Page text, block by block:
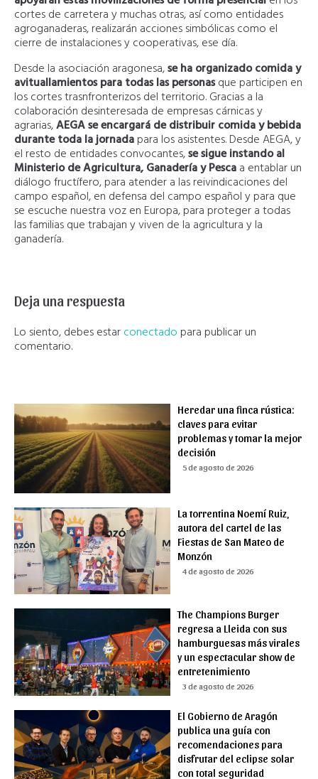
cortes de carretera y muchas otras, así como entidades
agroganaderas, realizarán acciones simbólicas como el
cierre de instalaciones y cooperativas, ese día.
Desde la asociación aragonesa,se ha organizado comida y
avituallamientos para todas las personasque participen en
los cortes trasnfronterizos del territorio. Gracias a la
colaboración desinteresada de empresas cárnicas y
agrarias,AEGA se encargará de distribuir comida y bebida
durante toda la jornadapara los asistentes. Desde AEGA, y
el resto de entidades convocantes,se sigue instando al
Ministerio de Agricultura, Ganadería y Pescaa entablar un
diálogo fructífero, para atender a las reivindicaciones del
campo español, en defensa del campo español y para que
se escuche nuestra voz en Europa, para proteger a todas
las familias que trabajan y viven de la agricultura y la
ganadería.
Deja una respuesta
Lo siento, debes estarconectado para publicar un
comentario.
Heredar una finca rústica:
claves para evitar
problemas y tomar la mejor
decisión
5 de agosto de 2026
La torrentina Noemí Ruiz,
autora del cartel de las
Fiestas de San Mateo de
Monzón
4 de agosto de 2026
The Champions Burger
regresa a Lleida con sus
hamburguesas más virales
y un espectacular show de
entretenimiento
3 de agosto de 2026
El Gobierno de Aragón
publica una guía con
recomendaciones para
disfrutar del eclipse solar
con total seguridad